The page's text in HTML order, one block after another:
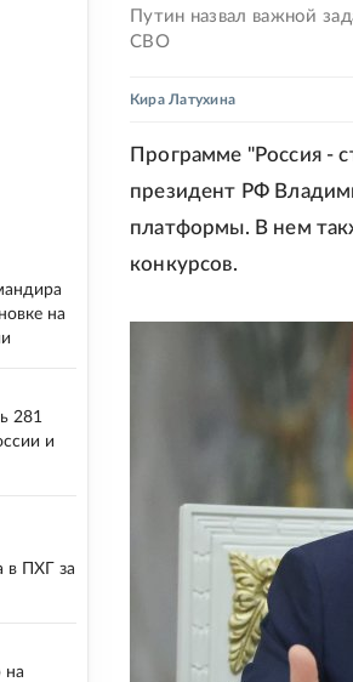
Путин назвал важной
СВО
Кира Латухина
Программе "Россия -
президент РФ
платформы. В нем
конкурсов.
на
281
и
в ПХГ за
на